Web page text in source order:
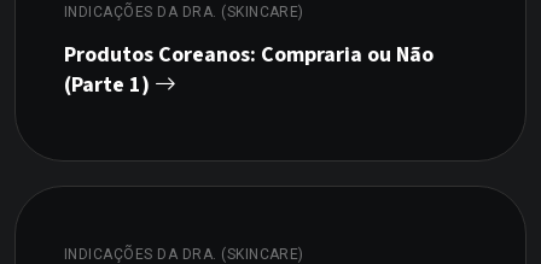
INDICAÇÕES DA DRA. (SKINCARE)
Produtos Coreanos: Compraria ou Não
(Parte 1)
INDICAÇÕES DA DRA. (SKINCARE)